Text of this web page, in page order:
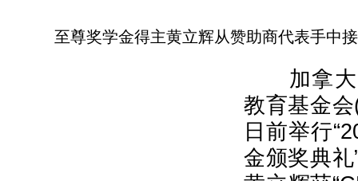
至尊奖学金得主黄立辉从赞助商代表手中
加拿大
教育基金
日前举行
金颁奖典